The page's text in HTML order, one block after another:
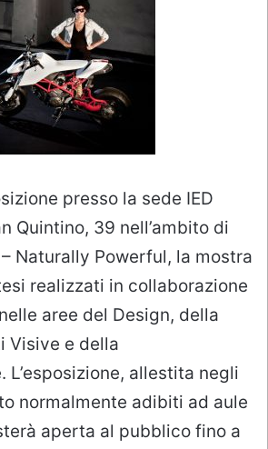
presso la sede IED
Quintino, 39 nell’ambito di
Naturally Powerful, la mostra
realizzati in collaborazione
aree del Design, della
Visive e della
L’esposizione, allestita negli
normalmente adibiti ad aule
aperta al pubblico fino a